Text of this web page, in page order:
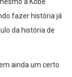
a Kobe
fazer história já
da história de
ainda um certo